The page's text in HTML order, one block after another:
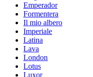
Emperador
Formentera
Il mio albero
Imperiale
Latina
Lava
London
Lotus
Luxor